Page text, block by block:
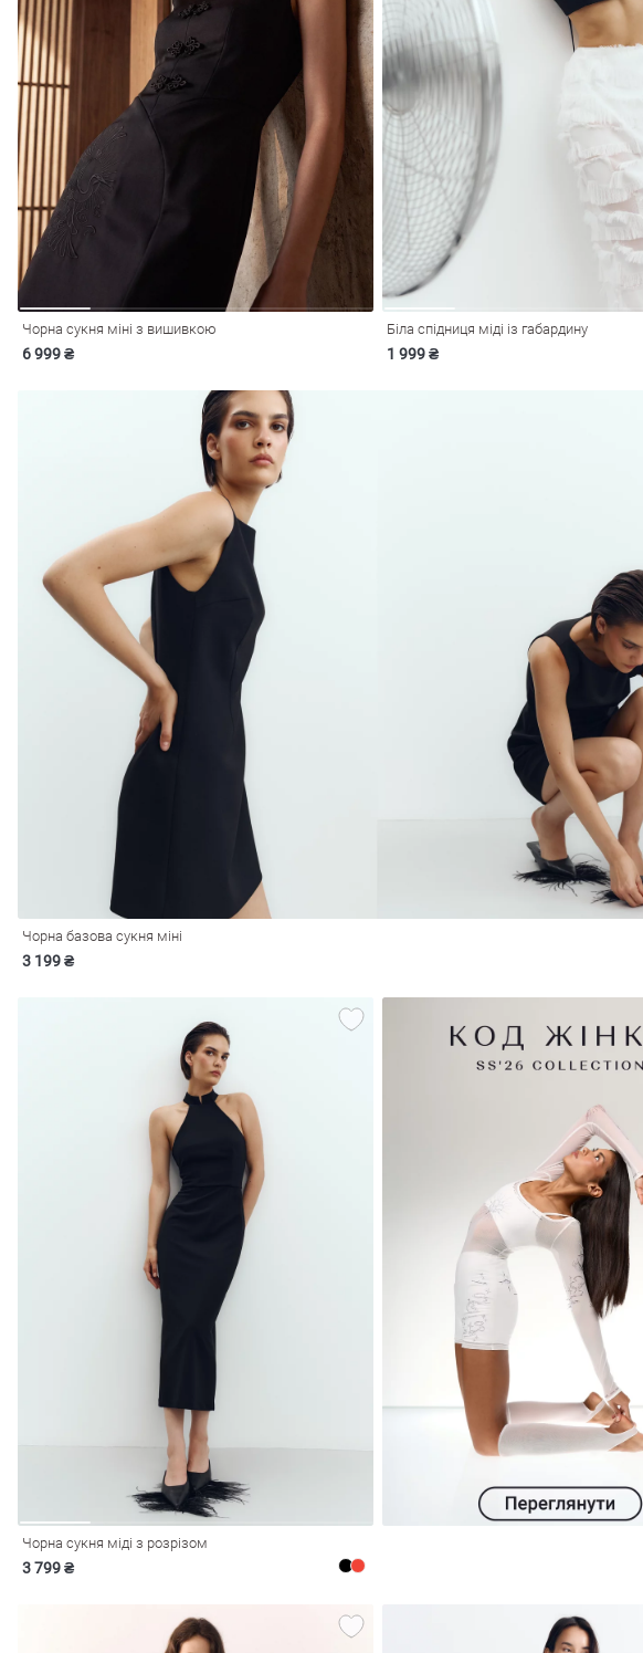
Косметика
Чорна сукня міні з вишивкою
6 999 ₴
Біла спідниця міді із габардину
1 999 ₴
Чорна базова сукня міні
3 199 ₴
Чорна сукня міді з розрізом
3 799 ₴